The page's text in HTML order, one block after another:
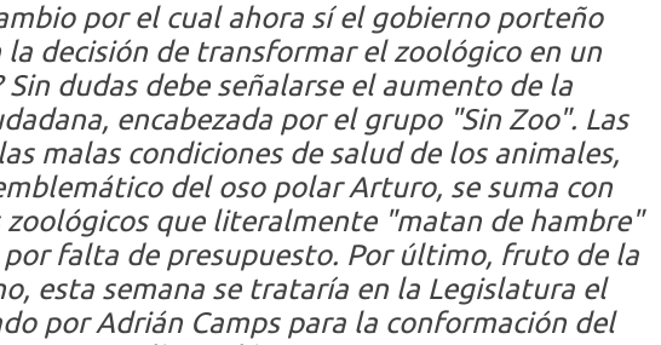
por el cual ahora sí el gobierno porteño
la decisión de transformar el zoológico en un
Sin dudas debe señalarse el aumento de la
encabezada por el grupo "Sin Zoo". Las
malas condiciones de salud de los animales,
del oso polar Arturo, se suma con
que literalmente "matan de hambre"
por falta de presupuesto. Por último, fruto de la
esta semana se trataría en la Legislatura el
por Adrián Camps para la conformación del